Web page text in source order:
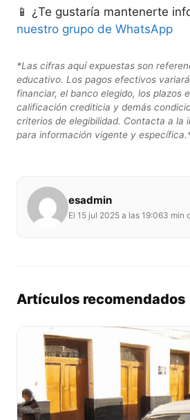
📱 ¿Te gustaría mantenerte
nuestro grupo de WhatsApp
*Las cifras aquí expuestas son
educativo. Los pagos efectivos
financiar, el banco elegido, los plazos
calificación crediticia y demás
criterios de elegibilidad. Contacta a la
para información vigente y
esadmin
El 15 jul 2025 a las 19:063 min
Artículos recomendados